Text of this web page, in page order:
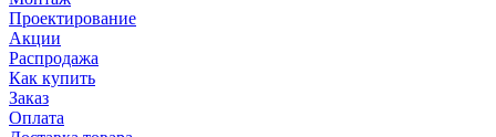
Проектирование
Акции
Распродажа
Как купить
Заказ
Оплата